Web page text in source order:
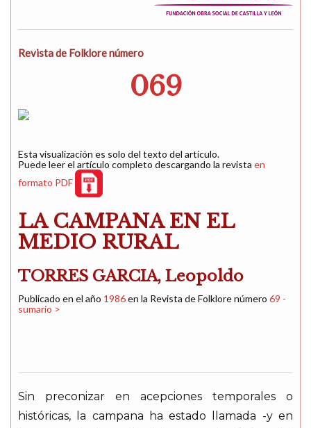
Revista de Folklore número
069
Esta visualización es solo del texto del artículo.
Puede leer el artículo completo descargando la revista en
formato PDF
LA CAMPANA EN EL
MEDIO RURAL
TORRES GARCIA, Leopoldo
Publicado en el año 1986en la Revista de Folklore número 69 -
sumario >
Sin preconizar en acepciones temporales o
históricas, la campana ha estado llamada -y en